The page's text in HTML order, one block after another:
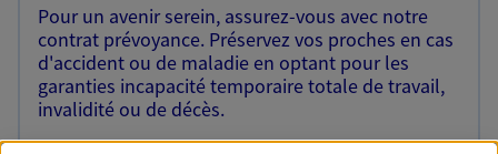
Pour un avenir serein, assurez-vous avec notre
contrat prévoyance. Préservez vos proches en cas
d'accident ou de maladie en optant pour les
garanties incapacité temporaire totale de travail,
invalidité ou de décès.